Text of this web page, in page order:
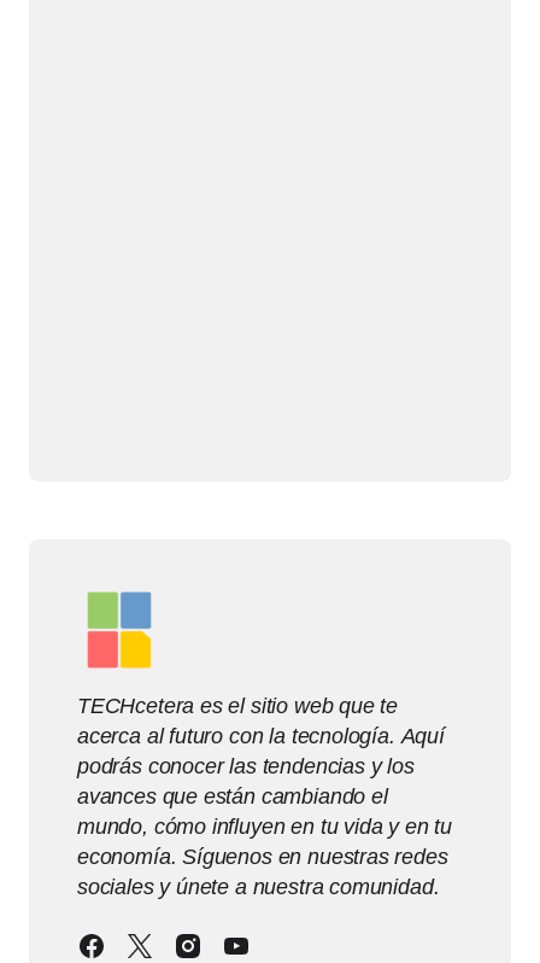
TECHcetera es el sitio web que te
acerca al futuro con la tecnología. Aquí
podrás conocer las tendencias y los
avances que están cambiando el
mundo, cómo influyen en tu vida y en tu
economía. Síguenos en nuestras redes
sociales y únete a nuestra comunidad.